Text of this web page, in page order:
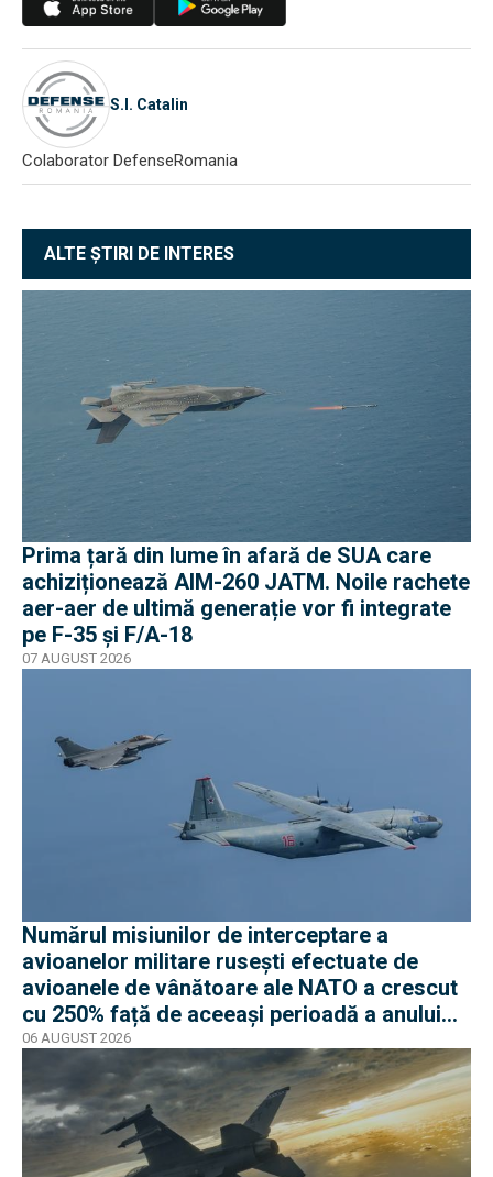
S.I. Catalin
Colaborator DefenseRomania
ALTE ȘTIRI DE INTERES
Prima țară din lume în afară de SUA care
achiziționează AIM-260 JATM. Noile rachete
aer-aer de ultimă generație vor fi integrate
pe F-35 și F/A-18
07 AUGUST 2026
Numărul misiunilor de interceptare a
avioanelor militare rusești efectuate de
avioanele de vânătoare ale NATO a crescut
cu 250% față de aceeași perioadă a anului
trecut
06 AUGUST 2026